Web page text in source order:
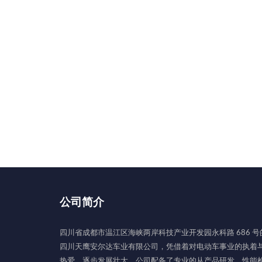
公司简介
四川省成都市温江区海峡两岸科技产业开发园永科路 686 号
四川天鹰安尔达车业有限公司，凭借着对电动车事业的执着